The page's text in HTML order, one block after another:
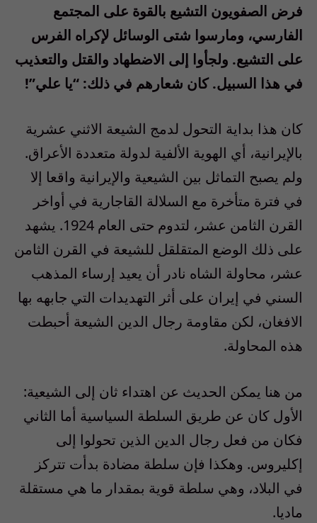
فرض الصفويون التشيع بالقوة على المجتمع
الفارسي، ومارسوا شتى الوسائل لإكراه الفرس
على التشيع. ولجأوا إلى الاضطهاد والقتل والتعذيب
في هذا السبيل. كان شعارهم في ذلك: “يا علي”!
كان هذا بداية التحول لدمج الشيعة الاثني عشرية
بالإيرانية، أي الهوية الألفية لدولة متعددة الأعراق.
ولم يصبح التماثل بين الشيعية والإيرانية واقعا إلا
في فترة متأخرة مع السلالة القاجارية في أواخر
القرن الثامن عشر، لتدوم حتى العام 1924. يشهد
على ذلك الوضع المتقلقل للشيعة في القرن الثامن
عشر، محاولة الشاه نادر أن يعيد إرساء المذهب
السني في إيران على أثر التهديدات التي جابهه بها
الافغان، لكن مقاومة رجال الدين الشيعة أحبطت
هذه المحاولة.
من هنا يمكن الحديث عن اهتداء ثان إلى الشيعية:
الأول كان عن طريق السلطة السياسية أما الثاني
فكان من فعل رجال الدين الذين تحولوا إلى
إكليروس. وهكذا فإن سلطة مضادة بدأت تتركز
في البلاد، وهي سلطة قوية بمقدار ما هي مستقلة
ماديا.